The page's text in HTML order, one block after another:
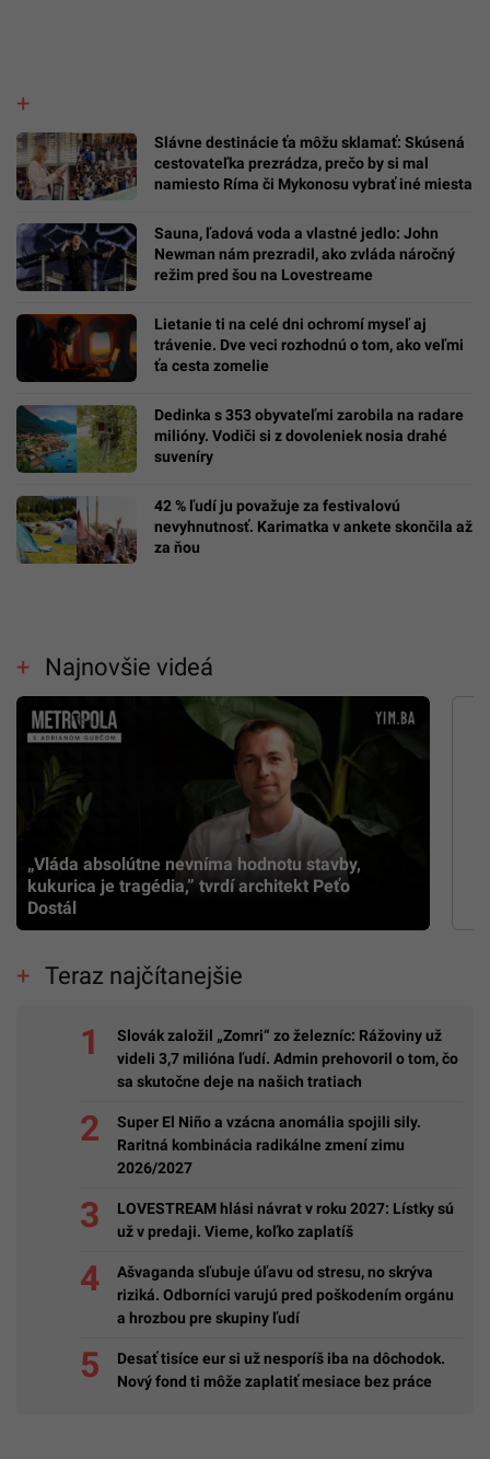
Slávne destinácie ťa môžu sklamať: Skúsená
cestovateľka prezrádza, prečo by si mal
namiesto Ríma či Mykonosu vybrať iné miesta
Sauna, ľadová voda a vlastné jedlo: John
Newman nám prezradil, ako zvláda náročný
režim pred šou na Lovestreame
Lietanie ti na celé dni ochromí myseľ aj
trávenie. Dve veci rozhodnú o tom, ako veľmi
ťa cesta zomelie
Dedinka s 353 obyvateľmi zarobila na radare
milióny. Vodiči si z dovoleniek nosia drahé
suveníry
42 % ľudí ju považuje za festivalovú
nevyhnutnosť. Karimatka v ankete skončila až
za ňou
Najnovšie videá
„Vláda absolútne nevníma hodnotu stavby,
kukurica je tragédia,” tvrdí architekt Peťo
Dostál
Teraz najčítanejšie
Slovák založil „Zomri“ zo železníc: Rážoviny už
videli 3,7 milióna ľudí. Admin prehovoril o tom, čo
sa skutočne deje na našich tratiach
Super El Niño a vzácna anomália spojili sily.
Raritná kombinácia radikálne zmení zimu
2026/2027
LOVESTREAM hlási návrat v roku 2027: Lístky sú
už v predaji. Vieme, koľko zaplatíš
Ašvaganda sľubuje úľavu od stresu, no skrýva
riziká. Odborníci varujú pred poškodením orgánu
a hrozbou pre skupiny ľudí
Desať tisíce eur si už nesporíš iba na dôchodok.
Nový fond ti môže zaplatiť mesiace bez práce